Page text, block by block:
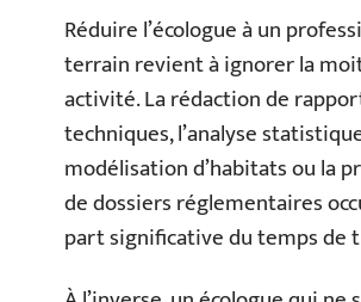
Réduire l’écologue à un
terrain revient à ignorer la
activité. La rédaction de
techniques, l’analyse
modélisation d’habitats ou la
de dossiers réglementaires
part significative du temps de